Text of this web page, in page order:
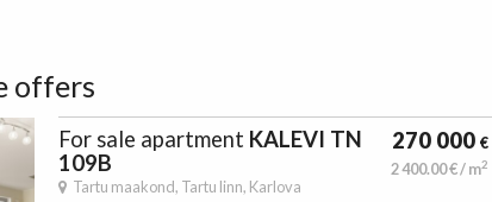
offers
270 000 €
2 400.00 € / m2
For sale apartment KALEVI TN
109B
Tartu maakond, Tartu linn, Karlova